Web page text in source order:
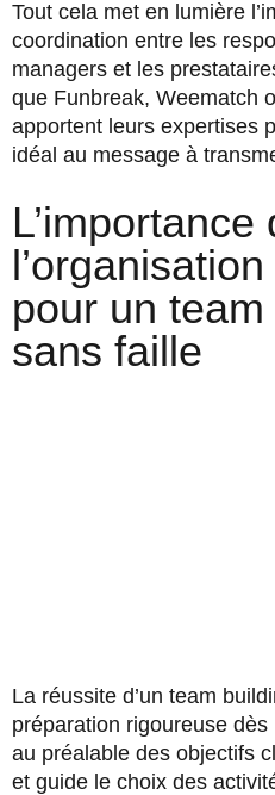
Tout cela met en lumière
coordination entre les
managers et les
que Funbreak, Weematch
apportent leurs expertises
idéal au message à
L’importance
pour un
sans faille
La réussite d’un team
préparation rigoureuse
au préalable des objectifs
et guide le choix des